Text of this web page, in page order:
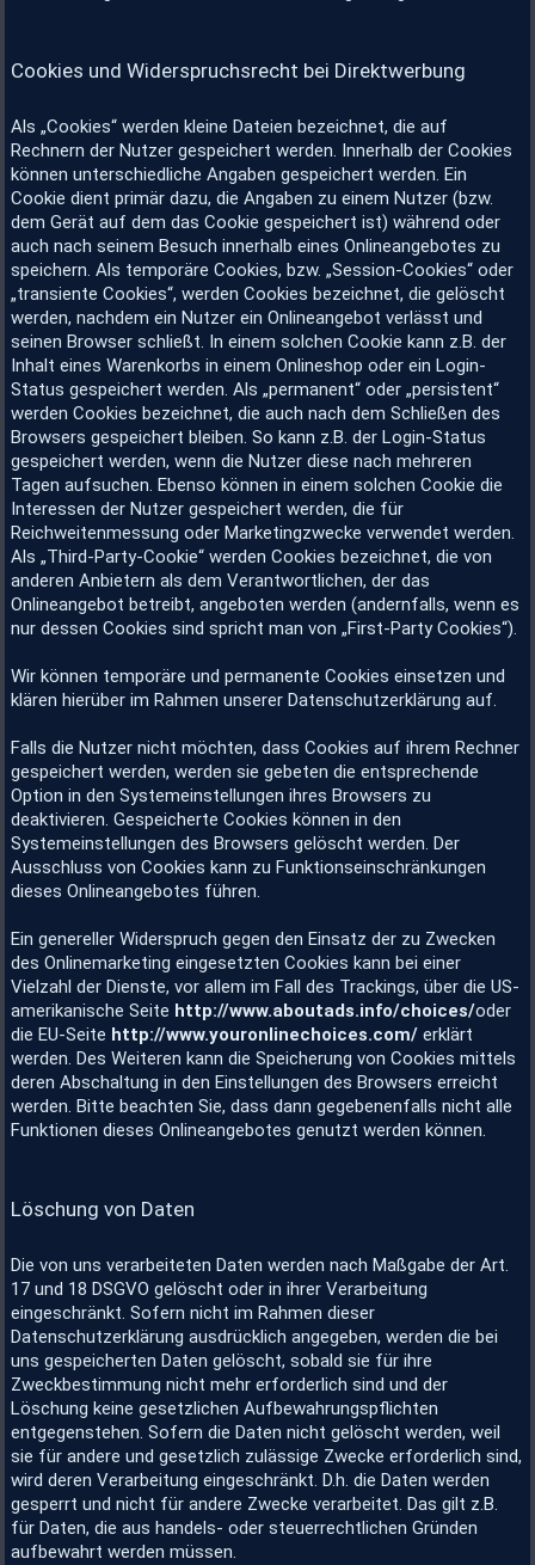
Cookies und Widerspruchsrecht bei Direktwerbung
Als „Cookies“ werden kleine Dateien bezeichnet, die auf
Rechnern der Nutzer gespeichert werden. Innerhalb der Cookies
können unterschiedliche Angaben gespeichert werden. Ein
Cookie dient primär dazu, die Angaben zu einem Nutzer (bzw.
dem Gerät auf dem das Cookie gespeichert ist) während oder
auch nach seinem Besuch innerhalb eines Onlineangebotes zu
speichern. Als temporäre Cookies, bzw. „Session-Cookies“ oder
„transiente Cookies“, werden Cookies bezeichnet, die gelöscht
werden, nachdem ein Nutzer ein Onlineangebot verlässt und
seinen Browser schließt. In einem solchen Cookie kann z.B. der
Inhalt eines Warenkorbs in einem Onlineshop oder ein Login-
Status gespeichert werden. Als „permanent“ oder „persistent“
werden Cookies bezeichnet, die auch nach dem Schließen des
Browsers gespeichert bleiben. So kann z.B. der Login-Status
gespeichert werden, wenn die Nutzer diese nach mehreren
Tagen aufsuchen. Ebenso können in einem solchen Cookie die
Interessen der Nutzer gespeichert werden, die für
Reichweitenmessung oder Marketingzwecke verwendet werden.
Als „Third-Party-Cookie“ werden Cookies bezeichnet, die von
anderen Anbietern als dem Verantwortlichen, der das
Onlineangebot betreibt, angeboten werden (andernfalls, wenn es
nur dessen Cookies sind spricht man von „First-Party Cookies“).
Wir können temporäre und permanente Cookies einsetzen und
klären hierüber im Rahmen unserer Datenschutzerklärung auf.
Falls die Nutzer nicht möchten, dass Cookies auf ihrem Rechner
gespeichert werden, werden sie gebeten die entsprechende
Option in den Systemeinstellungen ihres Browsers zu
deaktivieren. Gespeicherte Cookies können in den
Systemeinstellungen des Browsers gelöscht werden. Der
Ausschluss von Cookies kann zu Funktionseinschränkungen
dieses Onlineangebotes führen.
Ein genereller Widerspruch gegen den Einsatz der zu Zwecken
des Onlinemarketing eingesetzten Cookies kann bei einer
Vielzahl der Dienste, vor allem im Fall des Trackings, über die US-
amerikanische Seite http://www.aboutads.info/choices/oder
die EU-Seite http://www.youronlinechoices.com/erklärt
werden. Des Weiteren kann die Speicherung von Cookies mittels
deren Abschaltung in den Einstellungen des Browsers erreicht
werden. Bitte beachten Sie, dass dann gegebenenfalls nicht alle
Funktionen dieses Onlineangebotes genutzt werden können.
Löschung von Daten
Die von uns verarbeiteten Daten werden nach Maßgabe der Art.
17 und 18 DSGVO gelöscht oder in ihrer Verarbeitung
eingeschränkt. Sofern nicht im Rahmen dieser
Datenschutzerklärung ausdrücklich angegeben, werden die bei
uns gespeicherten Daten gelöscht, sobald sie für ihre
Zweckbestimmung nicht mehr erforderlich sind und der
Löschung keine gesetzlichen Aufbewahrungspflichten
entgegenstehen. Sofern die Daten nicht gelöscht werden, weil
sie für andere und gesetzlich zulässige Zwecke erforderlich sind,
wird deren Verarbeitung eingeschränkt. D.h. die Daten werden
gesperrt und nicht für andere Zwecke verarbeitet. Das gilt z.B.
für Daten, die aus handels- oder steuerrechtlichen Gründen
aufbewahrt werden müssen.